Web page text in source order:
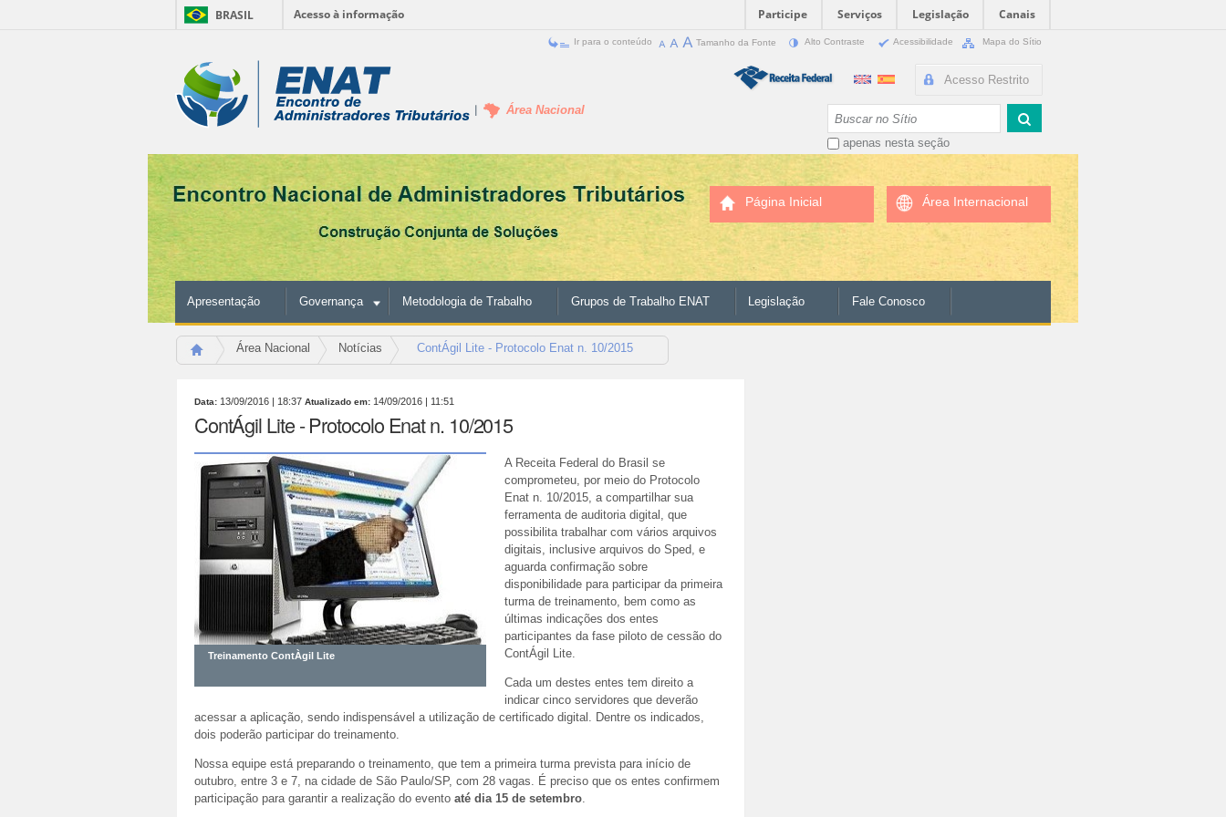
BRASIL Acesso à informação Participe Serviços Legislação
Canais
conteúdo.
a
navegação
Ir para o conteúdo Tamanho da Fonte Alto Contraste Acessibilidade Mapa do Sítio
Ferramentas
Pessoais
Acesso Restrito
apenas nesta seção
Área Nacional
Página Inicial Área Internacional
Apresentação Governança Metodologia de Trabalho Grupos de Trabalho ENAT Legislação Fale Conosco
Área Nacional Notícias ContÁgil Lite - Protocolo Enat n. 10/2015
Data: 13/09/2016 | 18:37 Atualizado em: 14/09/2016 | 11:51
ContÁgil Lite - Protocolo Enat n. 10/2015
Treinamento ContÀgil Lite
A Receita Federal do Brasil se
comprometeu, por meio do Protocolo
Enat n. 10/2015, a compartilhar sua
ferramenta de auditoria digital, que
possibilita trabalhar com vários arquivos
digitais, inclusive arquivos do Sped, e
aguarda confirmação sobre
disponibilidade para participar da primeira
turma de treinamento, bem como as
últimas indicações dos entes
participantes da fase piloto de cessão do
ContÁgil Lite.
Cada um destes entes tem direito a
indicar cinco servidores que deverão
acessar a aplicação, sendo indispensável a utilização de certificado digital.
Dentre os indicados,
dois poderão participar do treinamento.
Nossa equipe está preparando o treinamento, que tem a primeira turma prevista para início de
outubro, entre 3 e 7, na cidade de São Paulo/SP, com 28 vagas. É preciso que os entes confirmem
participação para garantir a realização do evento até dia 15 de setembro.